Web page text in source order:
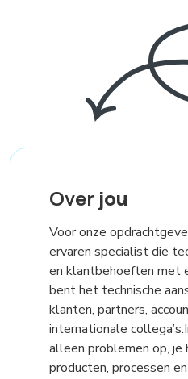
Over jou
Voor onze
ervaren specialist die
en klantbehoeften met
bent het technische
klanten, partners,
internationale
alleen problemen op,
producten, processen